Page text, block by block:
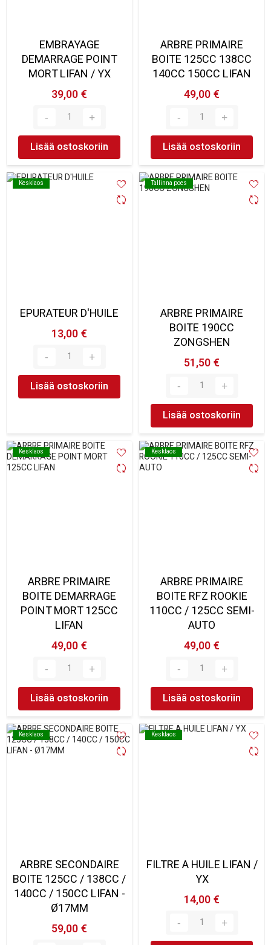
EMBRAYAGE
DEMARRAGE POINT
MORT LIFAN / YX
39,00 €
Lisää ostoskoriin
ARBRE PRIMAIRE
BOITE 125CC 138CC
140CC 150CC LIFAN
49,00 €
Lisää ostoskoriin
Kesklaos
Kesklaos
EPURATEUR D'HUILE
13,00 €
Lisää ostoskoriin
Tallinna poes
Tallinna poes
ARBRE PRIMAIRE
BOITE 190CC
ZONGSHEN
51,50 €
Lisää ostoskoriin
Kesklaos
Kesklaos
ARBRE PRIMAIRE
BOITE DEMARRAGE
POINT MORT 125CC
LIFAN
49,00 €
Lisää ostoskoriin
Kesklaos
Kesklaos
ARBRE PRIMAIRE
BOITE RFZ ROOKIE
110CC / 125CC SEMI-
AUTO
49,00 €
Lisää ostoskoriin
Kesklaos
Kesklaos
ARBRE SECONDAIRE
BOITE 125CC / 138CC /
140CC / 150CC LIFAN -
Ø17MM
59,00 €
Kesklaos
Kesklaos
FILTRE A HUILE LIFAN /
YX
14,00 €